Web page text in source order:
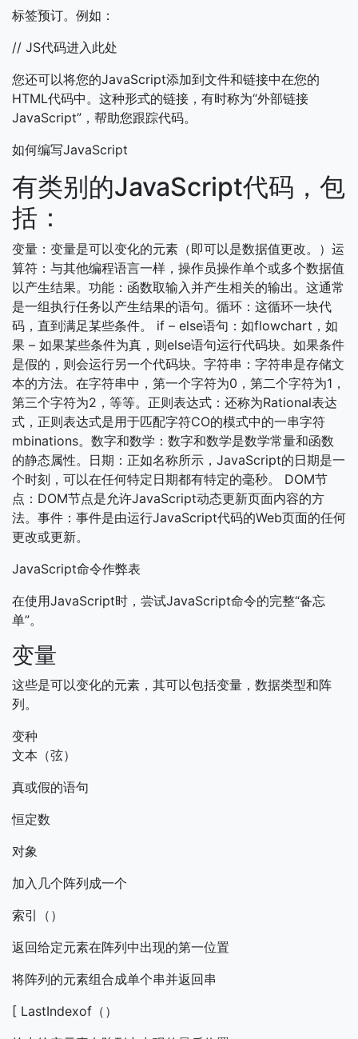
标签预订。例如：
// JS代码进入此处
您还可以将您的JavaScript添加到文件和链接中在您的
HTML代码中。这种形式的链接，有时称为“外部链接
JavaScript”，帮助您跟踪代码。
如何编写JavaScript
有类别的JavaScript代码，包
括：
变量：变量是可以变化的元素（即可以是数据值更改。）运
算符：与其他编程语言一样，操作员操作单个或多个数据值
以产生结果。功能：函数取输入并产生相关的输出。这通常
是一组执行任务以产生结果的语句。循环：这循环一块代
码，直到满足某些条件。 if – else语句：如flowchart，如
果 – 如果某些条件为真，则else语句运行代码块。如果条件
是假的，则会运行另一个代码块。字符串：字符串是存储文
本的方法。在字符串中，第一个字符为0，第二个字符为1，
第三个字符为2，等等。正则表达式：还称为Rational表达
式，正则表达式是用于匹配字符CO的模式中的一串字符
mbinations。数字和数学：数字和数学是数学常量和函数
的静态属性。日期：正如名称所示，JavaScript的日期是一
个时刻，可以在任何特定日期都有特定的毫秒。 DOM节
点：DOM节点是允许JavaScript动态更新页面内容的方
法。事件：事件是由运行JavaScript代码的Web页面的任何
更改或更新。
JavaScript命令作弊表
在使用JavaScript时，尝试JavaScript命令的完整“备忘
单”。
变量
这些是可以变化的元素，其可以包括变量，数据类型和阵
列。
变种
文本（弦）
真或假的语句
恒定数
对象
加入几个阵列成一个
索引（）
返回给定元素在阵列中出现的第一位置
将阵列的元素组合成单个串并返回串
[ LastIndexof（）